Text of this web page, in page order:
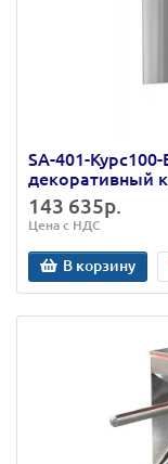
SA-401-
декоративный
143 635р.
Цена с НДС
В корзину